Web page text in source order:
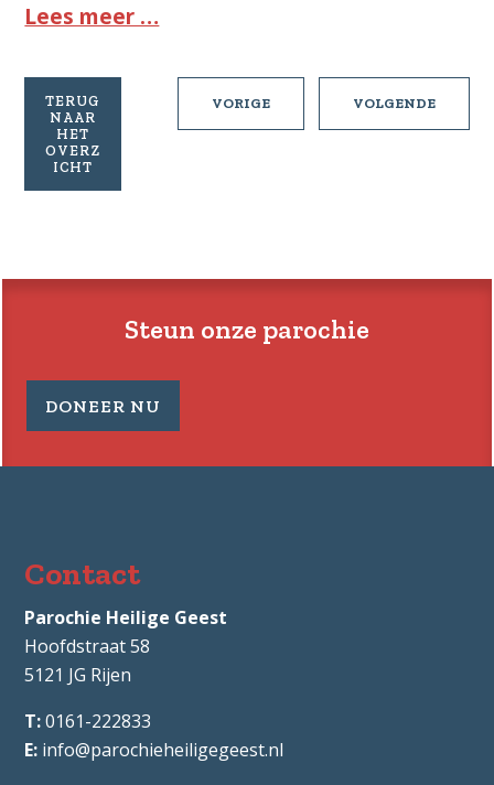
Lees meer …
TERUG
NAAR
HET
OVERZ
ICHT
VORIGEPASTORALE VOLGENDE
Steun onze parochie
DONEER NU
Contact
Parochie Heilige Geest
Hoofdstraat 58
5121 JG Rijen
0161-222833
info@parochieheiligegeest.nl